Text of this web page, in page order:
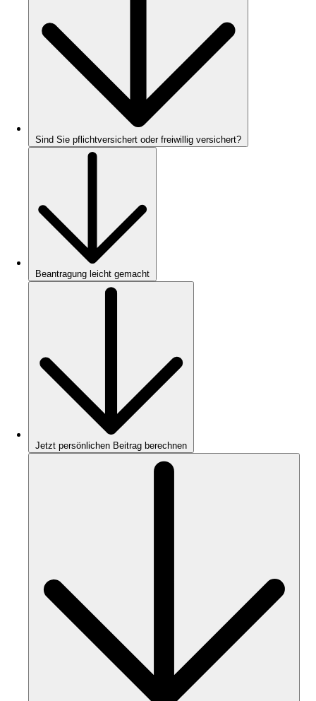
Sind Sie pflichtversichert oder freiwillig versichert?
Beantragung leicht gemacht
Jetzt persönlichen Beitrag berechnen